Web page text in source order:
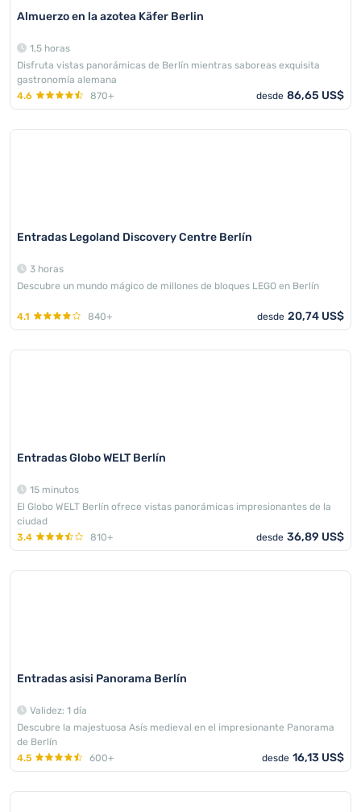
Almuerzo en la azotea Käfer Berlin
1,5 horas
Disfruta vistas panorámicas de Berlín mientras saboreas exquisita
gastronomía alemana
4.6
870+ desde 86,65 US$
Entradas Legoland Discovery Centre Berlín
3 horas
Descubre un mundo mágico de millones de bloques LEGO en Berlín
4.1 840+ desde 20,74 US$
Entradas Globo WELT Berlín
15 minutos
El Globo WELT Berlín ofrece vistas panorámicas impresionantes de la
ciudad
3.4
810+ desde 36,89 US$
Entradas asisi Panorama Berlín
Validez: 1 día
Descubre la majestuosa Asís medieval en el impresionante Panorama
de Berlín
4.5
600+ desde 16,13 US$